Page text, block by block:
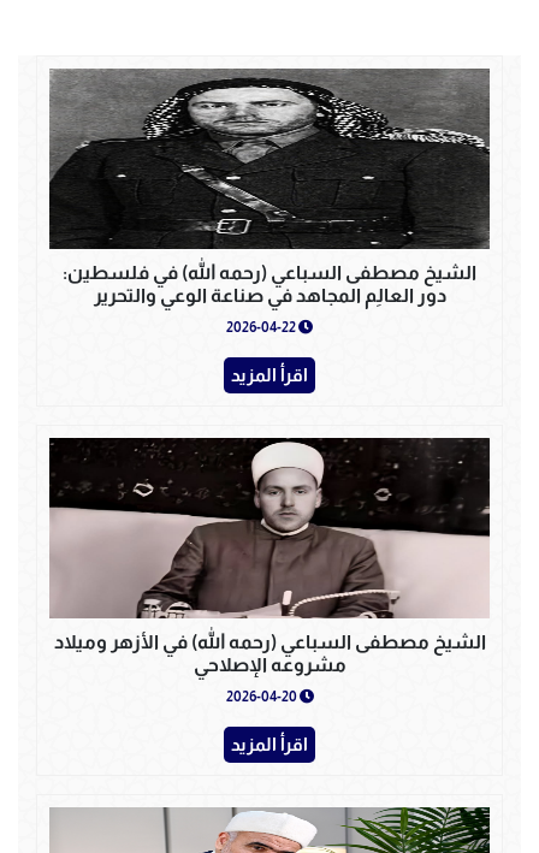
الشيخ مصطفى السباعي (رحمه الله) في فلسطين:
دور العالِم المجاهد في صناعة الوعي والتحرير
اقرأ المزيد
الشيخ مصطفى السباعي (رحمه الله) في الأزهر وميلاد
مشروعه الإصلاحي
2026-04-20
اقرأ المزيد